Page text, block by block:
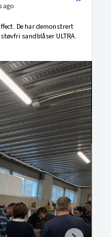
ago
De har demonstrert